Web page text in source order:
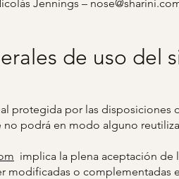
Jennings –
de uso del
protegida por las
no podrá en modo alguno
implica la plena aceptación de
modificadas o complementadas